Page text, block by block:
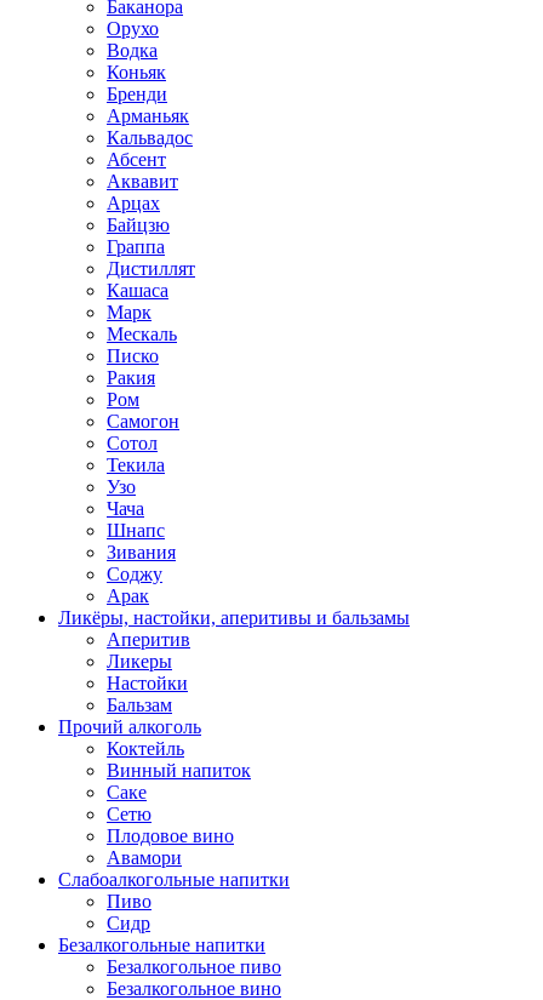
Баканора
Орухо
Водка
Коньяк
Бренди
Арманьяк
Кальвадос
Абсент
Аквавит
Арцах
Байцзю
Граппа
Дистиллят
Кашаса
Марк
Мескаль
Писко
Ракия
Ром
Самогон
Сотол
Текила
Узо
Чача
Шнапс
Зивания
Соджу
Арак
Ликёры, настойки, аперитивы и бальзамы
Аперитив
Ликеры
Настойки
Бальзам
Прочий алкоголь
Коктейль
Винный напиток
Саке
Сетю
Плодовое вино
Авамори
Слабоалкогольные напитки
Пиво
Сидр
Безалкогольные напитки
Безалкогольное пиво
Безалкогольное вино